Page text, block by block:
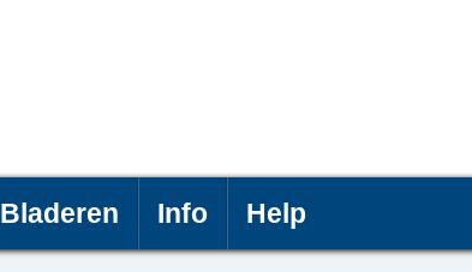
Bladeren Info Help